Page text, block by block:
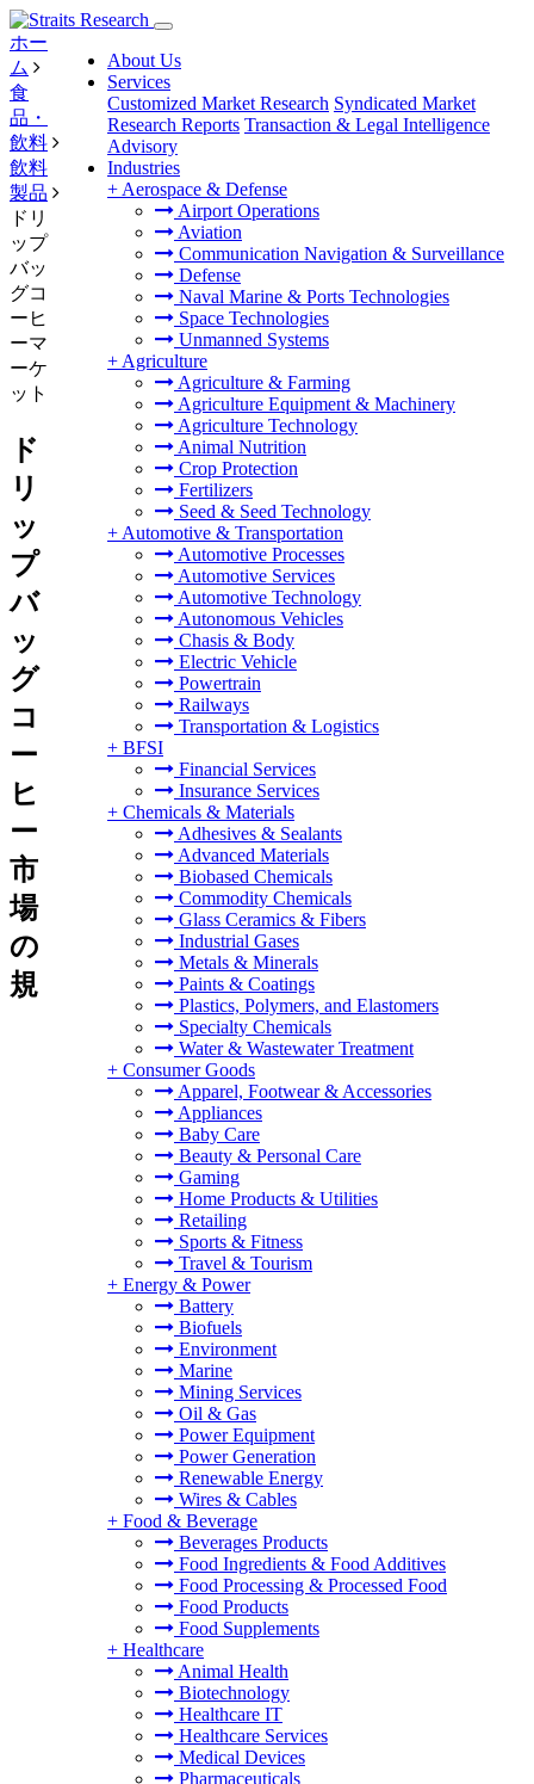
About Us
Services
Customized Market Research Syndicated Market
Research Reports Transaction & Legal Intelligence
Advisory
Industries
+ Aerospace & Defense
Airport Operations
Aviation
Communication Navigation & Surveillance
Defense
Naval Marine & Ports Technologies
Space Technologies
Unmanned Systems
+ Agriculture
Agriculture & Farming
Agriculture Equipment & Machinery
Agriculture Technology
Animal Nutrition
Crop Protection
Fertilizers
Seed & Seed Technology
+ Automotive & Transportation
Automotive Processes
Automotive Services
Automotive Technology
Autonomous Vehicles
Chasis & Body
Electric Vehicle
Powertrain
Railways
Transportation & Logistics
+ BFSI
Financial Services
Insurance Services
+ Chemicals & Materials
Adhesives & Sealants
Advanced Materials
Biobased Chemicals
Commodity Chemicals
Glass Ceramics & Fibers
Industrial Gases
Metals & Minerals
Paints & Coatings
Plastics, Polymers, and Elastomers
Specialty Chemicals
Water & Wastewater Treatment
+ Consumer Goods
Apparel, Footwear & Accessories
Appliances
Baby Care
Beauty & Personal Care
Gaming
Home Products & Utilities
Retailing
Sports & Fitness
Travel & Tourism
+ Energy & Power
Battery
Biofuels
Environment
Marine
Mining Services
Oil & Gas
Power Equipment
Power Generation
Renewable Energy
Wires & Cables
+ Food & Beverage
Beverages Products
Food Ingredients & Food Additives
Food Processing & Processed Food
Food Products
Food Supplements
+ Healthcare
Animal Health
Biotechnology
Healthcare IT
Healthcare Services
Medical Devices
Pharmaceuticals
ホー
ム
食
品・
飲料
飲料
製品
ドリ
ップ
バッ
グコ
ーヒ
ーマ
ーケ
ット
ド
リ
ッ
プ
バ
ッ
グ
コ
ー
ヒ
ー
市
場
の
規